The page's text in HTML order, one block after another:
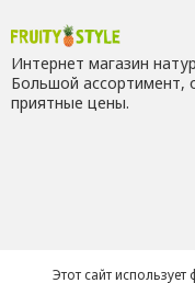
Интернет магазин
Большой ассортимент,
приятные цены.
Этот сайт